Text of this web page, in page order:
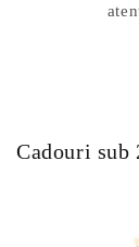
Cadouri sub